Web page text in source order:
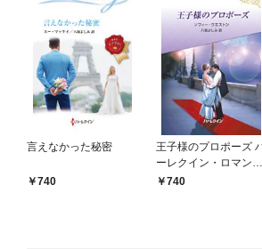
言えなかった秘密
740
王子様のプロポーズ
ーレクイン・ロマンス
～伝説の名作選～【ハ
740